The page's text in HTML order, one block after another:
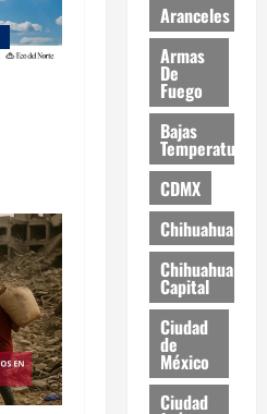
Aranceles
Armas
De
Fuego
Bajas
Temperaturas
CDMX
Chihuahua
Chihuahua
Capital
Ciudad
de
México
Ciudad